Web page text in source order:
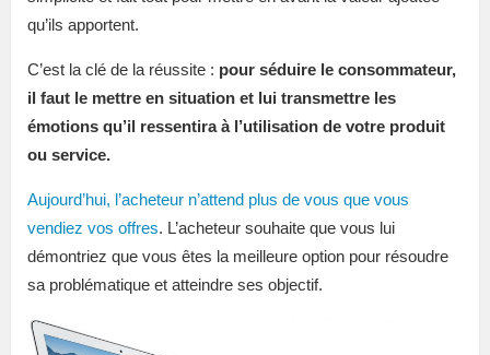
qu’ils apportent.
C’est la clé de la réussite : pour séduire le consommateur,
il faut le mettre en situation et lui transmettre les
émotions qu’il ressentira à l’utilisation de votre produit
ou service.
Aujourd’hui, l’acheteur n’attend plus de vous que vous
vendiez vos offres. L’acheteur souhaite que vous lui
démontriez que vous êtes la meilleure option pour résoudre
sa problématique et atteindre ses objectif.